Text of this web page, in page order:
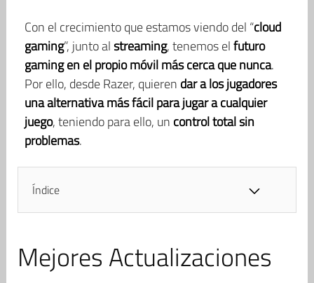
Con el crecimiento que estamos viendo del “cloud
gaming”, junto alstreaming, tenemos elfuturo
gaming en el propio móvil más cerca que nunca.
Por ello, desde Razer, quieren dar a los jugadores
una alternativa más fácil para jugar a cualquier
juego, teniendo para ello, un control total sin
problemas.
Índice
Mejores Actualizaciones